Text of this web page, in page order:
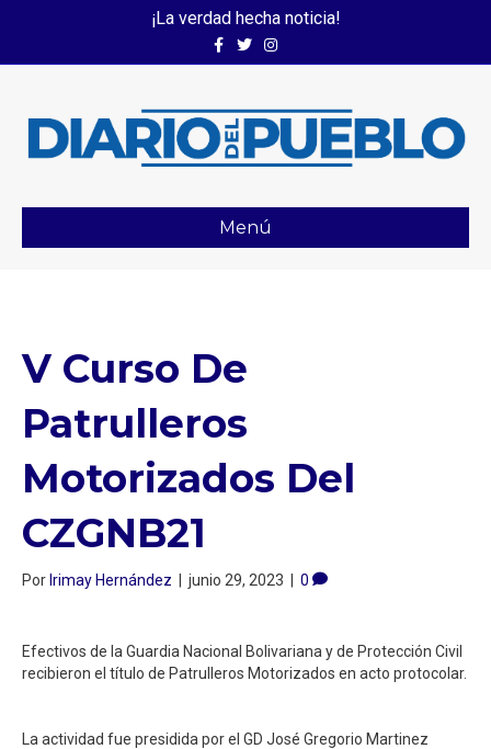
¡La verdad hecha noticia!
FacebookTwitterInstagram
Menú
V Curso De
Patrulleros
Motorizados Del
CZGNB21⁣
PorIrimay Hernández | junio 29, 2023 | 0
Efectivos de la Guardia Nacional Bolivariana y de Protección Civil
recibieron el título de Patrulleros Motorizados en acto protocolar.
La actividad fue presidida por el GD José Gregorio Martinez